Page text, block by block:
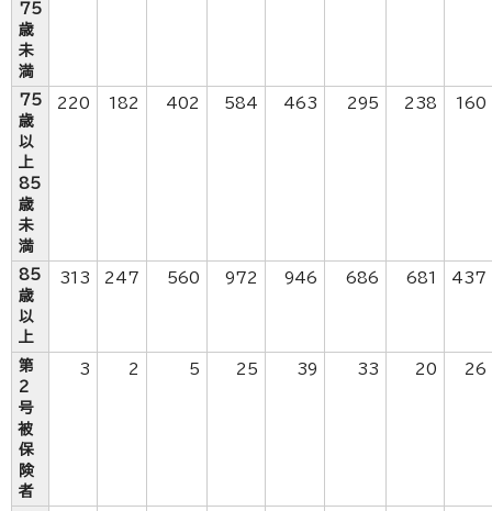
75
歳
未
満
75
歳
以
上
85
歳
未
満
220 182 402 584 463 295 238 160
85
歳
以
上
313 247 560 972 946 686 681 437
第
2
号
被
保
険
者
3 2 5 25 39 33 20 26